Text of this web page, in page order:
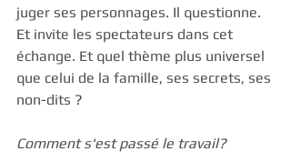
juger ses personnages. Il questionne.
Et invite les spectateurs dans cet
échange. Et quel thème plus universel
que celui de la famille, ses secrets, ses
non-dits ?
Comment s'est passé le travail?